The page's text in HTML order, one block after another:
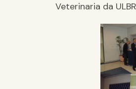
Veterinaria da